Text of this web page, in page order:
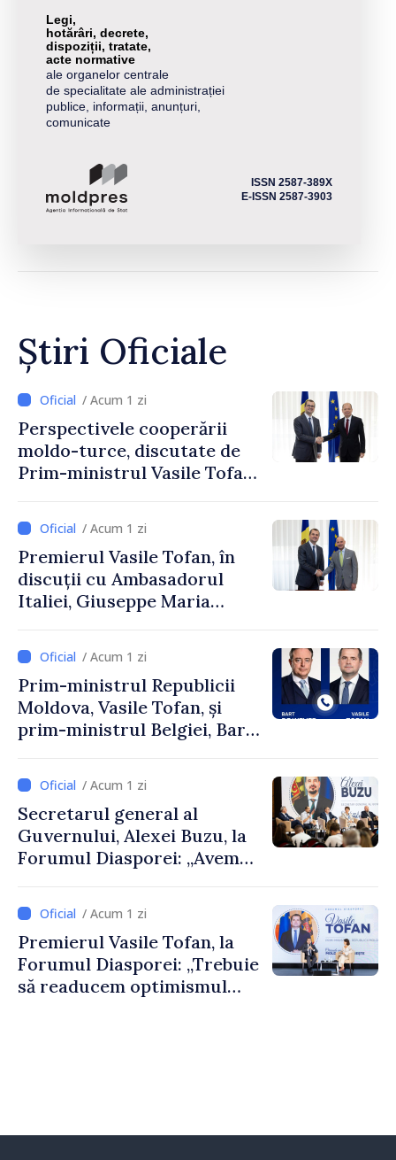
Legi,
hotărâri, decrete,
dispoziții, tratate,
acte normative
ale organelor centrale
de specialitate ale administrației
publice, informații, anunțuri,
comunicate
ISSN 2587-389X
E-ISSN 2587-3903
Știri Oficiale
/ Acum 1 zi
Perspectivele cooperării
moldo-turce, discutate de
Prim-ministrul Vasile Tofan
Uygar Mustafa Sertel
/ Acum 1 zi
Premierul Vasile Tofan, în
discuții cu Ambasadorul
Italiei, Giuseppe Maria
/ Acum 1 zi
Prim-ministrul Republicii
Moldova, Vasile Tofan, și
prim-ministrul Belgiei, Bart
despre parcursul european
al Republicii Moldova.
/ Acum 1 zi
Secretarul general al
Guvernului, Alexei Buzu, la
Forumul Diasporei: „Avem
dumneavoastră pentru a
construi comunități mai
puternice”
/ Acum 1 zi
Premierul Vasile Tofan, la
Forumul Diasporei: „Trebuie
să readucem optimismul